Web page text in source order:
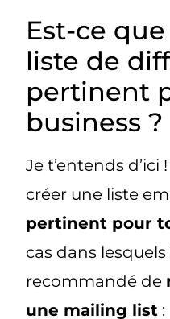
Est-ce
liste de
pertinent
business ?
Je t’entends
créer une liste
pertinent pour
cas dans
recommandé de
une mailing list :